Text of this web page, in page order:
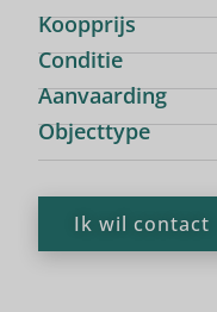
Koopprijs
Conditie
Aanvaarding
Objecttype
Ik wil contact